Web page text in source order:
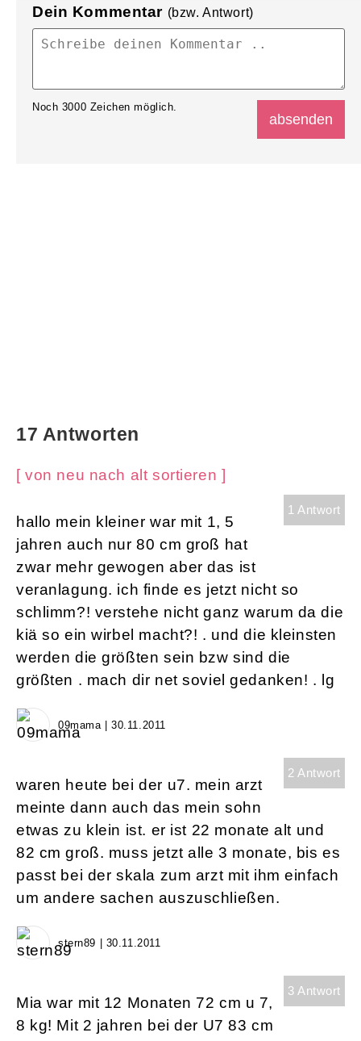
Dein Kommentar (bzw. Antwort)
Noch 3000 Zeichen möglich.
17 Antworten
[ von neu nach alt sortieren ]
1 Antwort
hallo mein kleiner war mit 1, 5
jahren auch nur 80 cm groß hat
zwar mehr gewogen aber das ist
veranlagung. ich finde es jetzt nicht so
schlimm?! verstehe nicht ganz warum da die
kiä so ein wirbel macht?! . und die kleinsten
werden die größten sein bzw sind die
größten . mach dir net soviel gedanken! . lg
09mama | 30.11.2011
2 Antwort
waren heute bei der u7. mein arzt
meinte dann auch das mein sohn
etwas zu klein ist. er ist 22 monate alt und
82 cm groß. muss jetzt alle 3 monate, bis es
passt bei der skala zum arzt mit ihm einfach
um andere sachen auszuschließen.
stern89 | 30.11.2011
3 Antwort
Mia war mit 12 Monaten 72 cm u 7,
8 kg! Mit 2 jahren bei der U7 83 cm